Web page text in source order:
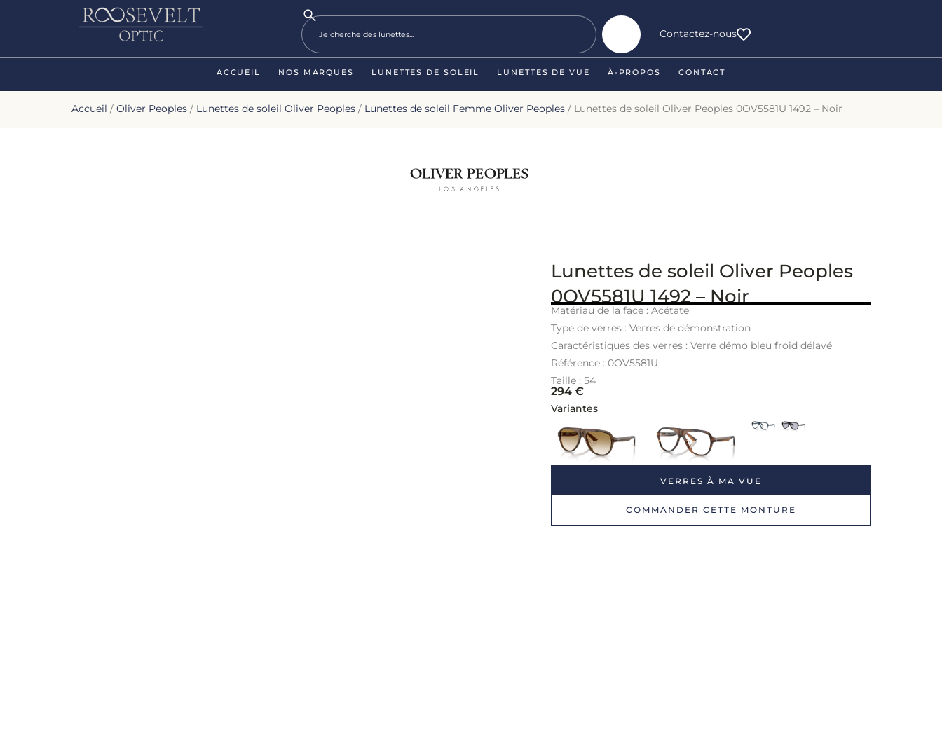
Contactez-nous
ACCUEIL NOS MARQUES LUNETTES DE SOLEIL LUNETTES DE VUE À-PROPOS CONTACT
Accueil / Oliver Peoples / Lunettes de soleil Oliver Peoples / Lunettes de soleil Femme Oliver Peoples / Lunettes de soleil Oliver Peoples 0OV5581U 1492 – Noir
Lunettes de soleil Oliver Peoples
0OV5581U 1492 – Noir
Matériau de la face : Acétate
Type de verres : Verres de démonstration
Caractéristiques des verres : Verre démo bleu froid délavé
Référence : 0OV5581U
Taille : 54
294 €
Variantes
VERRES À MA VUE
COMMANDER CETTE MONTURE